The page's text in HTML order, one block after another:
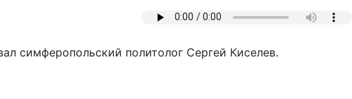
симферопольский политолог Сергей Киселев.